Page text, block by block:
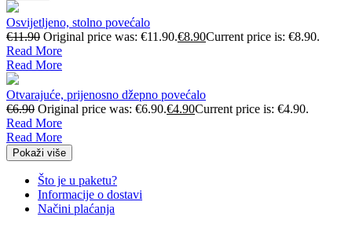
Osvijetljeno, stolno povećalo
€11.90 Original price was: €11.90.€8.90Current price is: €8.90.
Read More
Read More
Otvarajuće, prijenosno džepno povećalo
€6.90 Original price was: €6.90.€4.90Current price is: €4.90.
Read More
Read More
Pokaži više
Što je u paketu?
Informacije o dostavi
Načini plaćanja